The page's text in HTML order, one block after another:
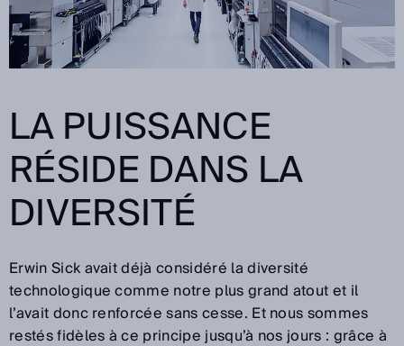
LA PUISSANCE
RÉSIDE DANS LA
DIVERSITÉ
Erwin Sick avait déjà considéré la diversité
technologique comme notre plus grand atout et il
l’avait donc renforcée sans cesse. Et nous sommes
restés fidèles à ce principe jusqu’à nos jours : grâce à